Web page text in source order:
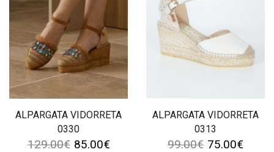
ALPARGATA VIDORRETA
0330
129.00€ 85.00€
ALPARGATA VIDORRETA
0313
99.00€ 75.00€